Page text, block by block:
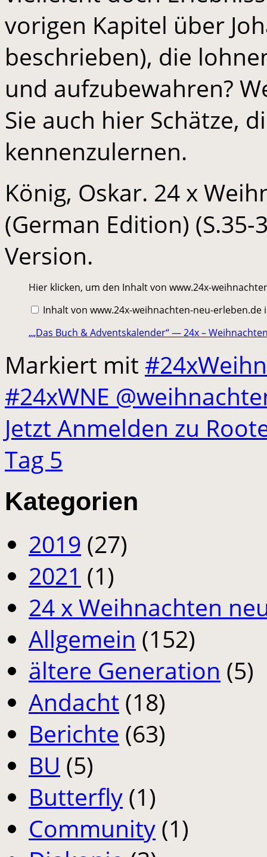
vorigen Kapitel über
beschrieben), die
und aufzubewahren?
Sie auch hier Schätze,
kennenzulernen.
König, Oskar. 24 x
(German Edition) (S.35-
Version.
„„Das
Buch
Adventskalender“
24x
–
erleben“
von
weihnachten-
neu-
erleben.de
Hier klicken, um den Inhalt von www.24x-
Inhalt von www.24x-weihnachten-neu-erleben.de
„„Das Buch & Adventskalender“ — 24x –
Markiert mit
#24xWNE
Jetzt Anmelden zu
Tag 5
Kategorien
2019 (27)
2021 (1)
24 x Weihnachten
Allgemein (152)
ältere Generation (5)
Andacht (18)
Berichte (63)
BU (5)
Butterfly (1)
Community (1)